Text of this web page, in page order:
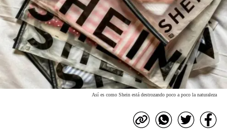
Así es como Shein está destrozando poco a poco la naturaleza